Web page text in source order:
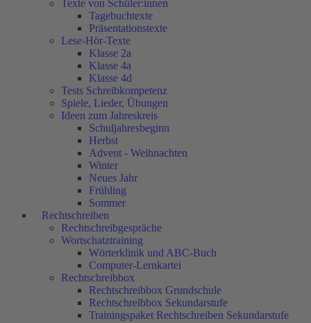
Texte von Schüler:innen
Tagebuchtexte
Präsentationstexte
Lese-Hör-Texte
Klasse 2a
Klasse 4a
Klasse 4d
Tests Schreibkompetenz
Spiele, Lieder, Übungen
Ideen zum Jahreskreis
Schuljahresbeginn
Herbst
Advent - Weihnachten
Winter
Neues Jahr
Frühling
Sommer
Rechtschreiben
Rechtschreibgespräche
Wortschatztraining
Wörterklinik und ABC-Buch
Computer-Lernkartei
Rechtschreibbox
Rechtschreibbox Grundschule
Rechtschreibbox Sekundarstufe
Trainingspaket Rechtschreiben Sekundarstufe